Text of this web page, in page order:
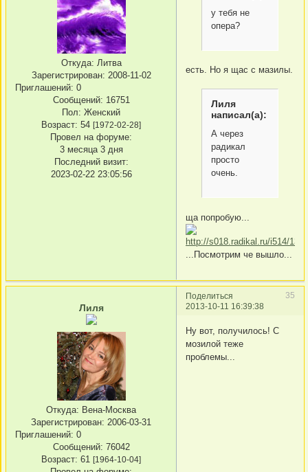
Откуда: Литва
Зарегистрирован: 2008-11-02
Приглашений: 0
Сообщений: 16751
Пол: Женский
Возраст: 54 [1972-02-28]
Провел на форуме:
3 месяца 3 дня
Последний визит:
2023-02-22 23:05:56
у тебя не
опера?
есть. Но я щас с мазилы.
Лиля
написал(а):
А через
радикал
просто
очень.
ща попробую...
...Посмотрим че вышло...
Поделиться
35
2013-10-11 16:39:38
Лиля
Откуда: Вена-Москва
Зарегистрирован: 2006-03-31
Приглашений: 0
Сообщений: 76042
Возраст: 61 [1964-10-04]
Ну вот, получилось! С
мозилой теже
проблемы...